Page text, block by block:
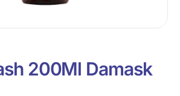
200Ml Damask